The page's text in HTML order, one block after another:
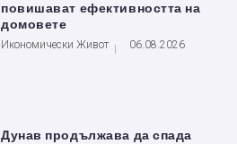
повишават ефективността на
домовете
Икономически Живот 06.08.2026
Дунав продължава да спада